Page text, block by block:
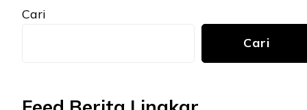
Cari
Cari